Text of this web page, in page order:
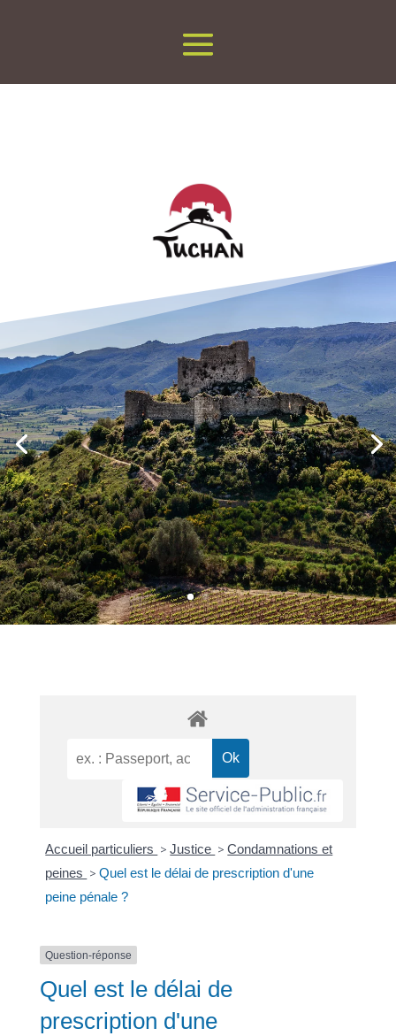
Accueil particuliers > Justice > Condamnations et
peines > Quel est le délai de prescription d'une
peine pénale ?
Question-réponse
Quel est le délai de
prescription d'une